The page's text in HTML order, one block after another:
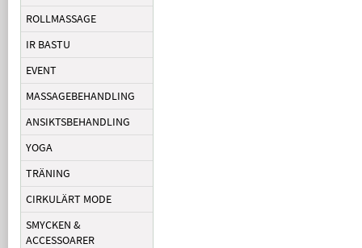
ROLLMASSAGE
IR BASTU
EVENT
MASSAGEBEHANDLING
ANSIKTSBEHANDLING
YOGA
TRÄNING
CIRKULÄRT MODE
SMYCKEN &
ACCESSOARER